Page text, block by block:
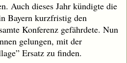
Auch dieses Jahr kündigte die
Bayern kurzfristig den
Konferenz gefährdete. Nun
gelungen, mit der
Ersatz zu finden.